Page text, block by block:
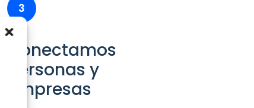
3
Conectamos
personas y
empresas